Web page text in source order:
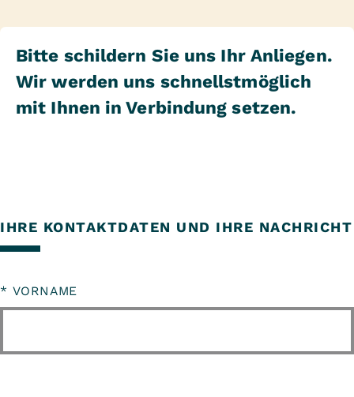
Bitte schildern Sie uns Ihr Anliegen.
Wir werden uns schnellstmöglich
mit Ihnen in Verbindung setzen.
IHRE KONTAKTDATEN UND IHRE NACHRICHT
* VORNAME